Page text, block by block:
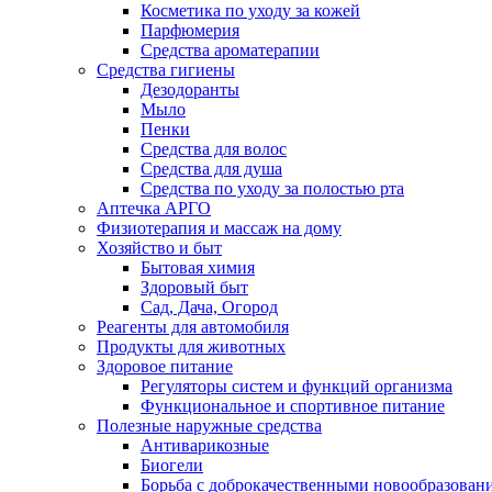
Косметика по уходу за кожей
Парфюмерия
Средства ароматерапии
Средства гигиены
Дезодоранты
Мыло
Пенки
Средства для волос
Средства для душа
Средства по уходу за полостью рта
Аптечка АРГО
Физиотерапия и массаж на дому
Хозяйство и быт
Бытовая химия
Здоровый быт
Сад, Дача, Огород
Реагенты для автомобиля
Продукты для животных
Здоровое питание
Регуляторы систем и функций организма
Функциональное и спортивное питание
Полезные наружные средства
Антиварикозные
Биогели
Борьба с доброкачественными